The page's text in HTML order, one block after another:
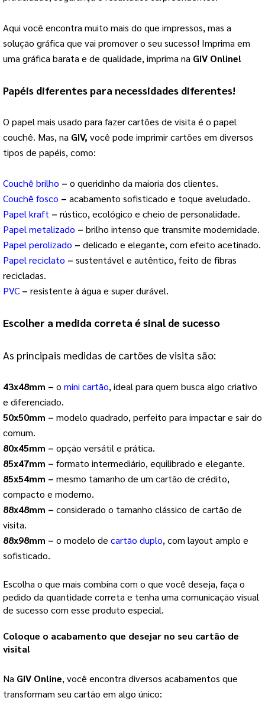
Aqui você encontra muito mais do que impressos, mas a
solução gráfica que vai promover o seu sucesso! Imprima em
uma gráfica barata e de qualidade, imprima na GIV Online!
Papéis diferentes para necessidades diferentes!
O papel mais usado para fazer cartões de visita é o papel
couchê. Mas, na GIV, você pode imprimir cartões em diversos
tipos de papéis, como:
Couchê brilho – o queridinho da maioria dos clientes.
Couchê fosco – acabamento sofisticado e toque aveludado.
Papel kraft – rústico, ecológico e cheio de personalidade.
Papel metalizado – brilho intenso que transmite modernidade.
Papel perolizado – delicado e elegante, com efeito acetinado.
Papel reciclato – sustentável e autêntico, feito de fibras
recicladas.
PVC – resistente à água e super durável.
Escolher a medida correta é sinal de sucesso
As principais medidas de cartões de visita são:
43x48mm – o mini cartão, ideal para quem busca algo criativo
e diferenciado.
50x50mm – modelo quadrado, perfeito para impactar e sair do
comum.
80x45mm – opção versátil e prática.
85x47mm – formato intermediário, equilibrado e elegante.
85x54mm – mesmo tamanho de um cartão de crédito,
compacto e moderno.
88x48mm – considerado o tamanho clássico de cartão de
visita.
88x98mm – o modelo de cartão duplo, com layout amplo e
sofisticado.
Escolha o que mais combina com o que você deseja, faça o
pedido da quantidade correta e tenha uma comunicação visual
de sucesso com esse produto especial.
Coloque o acabamento que desejar no seu cartão de
visita!
Na GIV Online, você encontra diversos acabamentos que
transformam seu cartão em algo único: